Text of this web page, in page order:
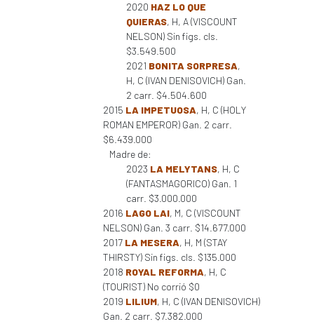
2020 HAZ LO QUE
QUIERAS, H, A (VISCOUNT
NELSON) Sin figs. cls.
$3.549.500
2021 BONITA SORPRESA,
H, C (IVAN DENISOVICH) Gan.
2 carr. $4.504.600
2015 LA IMPETUOSA, H, C (HOLY
ROMAN EMPEROR) Gan. 2 carr.
$6.439.000
Madre de:
2023 LA MELYTANS, H, C
(FANTASMAGORICO) Gan. 1
carr. $3.000.000
2016 LAGO LAI, M, C (VISCOUNT
NELSON) Gan. 3 carr. $14.677.000
2017 LA MESERA, H, M (STAY
THIRSTY) Sin figs. cls. $135.000
2018 ROYAL REFORMA, H, C
(TOURIST) No corrió $0
2019 LILIUM, H, C (IVAN DENISOVICH)
Gan. 2 carr. $7.382.000